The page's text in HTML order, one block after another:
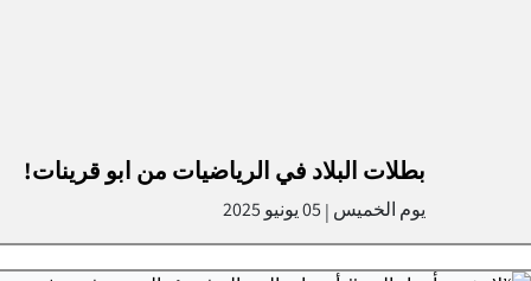
بطلات البلاد في الرياضيات من ابو قرينات!
يوم الخميس | 05 يونيو 2025